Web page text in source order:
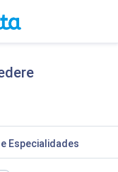
Especialidades